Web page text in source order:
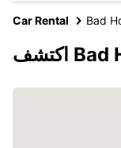
Car Rental Bad